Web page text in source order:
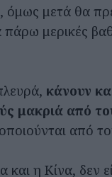
μετά θα
μερικές
κάνουν
μακριά από
από
η Κίνα, δεν